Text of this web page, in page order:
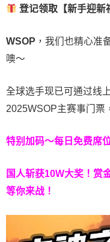
登记领取【新手迎新
WSOP ，我们也精心准
噢～
全球选手现已可通过线
2025WSOP主赛事门票
特别加码～每日免费席
国人斩获10W大奖！ 赏
等你来战！